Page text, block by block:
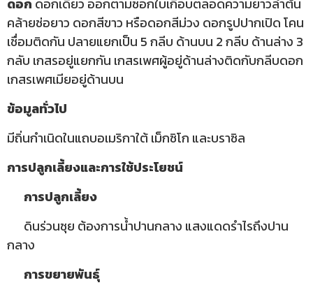
คล้ายช่อยาว ดอกสีขาว หรือดอกสีม่วง ดอกรูปปากเปิด โคน
เชื่อมติดกัน ปลายแยกเป็น 5 กลีบ ด้านบน 2 กลีบ ด้านล่าง 3
กลับ เกสรอยู่แยกกัน เกสรเพศผู้อยู่ด้านล่างติดกับกลีบดอก
เกสรเพศเมียอยู่ด้านบน
ข้อมูลทั่วไป
มีถิ่นกำเนิดในแถบอเมริกาใต้ เม็กซิโก และบราซิล
การปลูกเลี้ยงและการใช้ประโยชน์
การปลูกเลี้ยง
ดินร่วนซุย ต้องการน้ำปานกลาง แสงแดดรำไรถึงปาน
กลาง
การขยายพันธุ์